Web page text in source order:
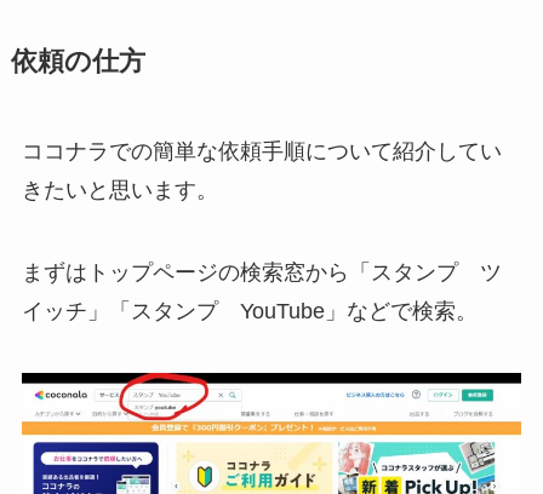
依頼の仕方
ココナラでの簡単な依頼手順について紹介してい
きたいと思います。
まずは トップページの検索窓から「スタンプ ツ
イッチ」「スタンプ YouTube」などで検索。